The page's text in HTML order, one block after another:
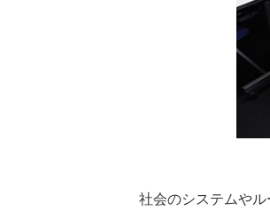
社会のシステムや